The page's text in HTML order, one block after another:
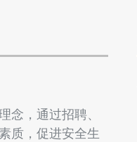
念，通过招聘、
质，促进安全生